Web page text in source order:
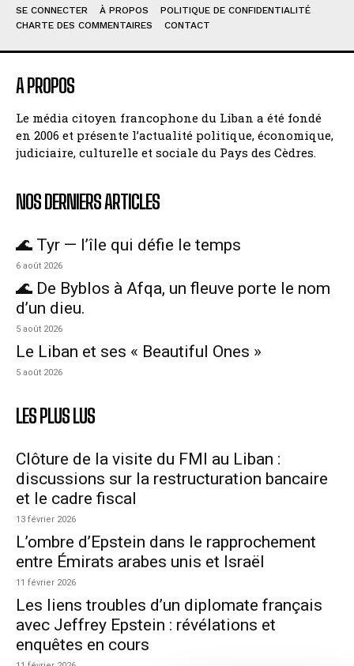
SE CONNECTER À PROPOS
POLITIQUE DE CONFIDENTIALITÉ
CHARTE DES COMMENTAIRES
CONTACT
A PROPOS
Le média citoyen francophone du Liban a été fondé
en 2006 et présente l’actualité politique, économique,
judiciaire, culturelle et sociale du Pays des Cèdres.
NOS DERNIERS ARTICLES
🌊 Tyr — l’île qui défie le temps
6 août 2026
🌊 De Byblos à Afqa, un fleuve porte le nom
d’un dieu.
5 août 2026
Le Liban et ses « Beautiful Ones »
5 août 2026
LES PLUS LUS
Clôture de la visite du FMI au Liban :
discussions sur la restructuration bancaire
et le cadre fiscal
13 février 2026
L’ombre d’Epstein dans le rapprochement
entre Émirats arabes unis et Israël
11 février 2026
Les liens troubles d’un diplomate français
avec Jeffrey Epstein : révélations et
enquêtes en cours